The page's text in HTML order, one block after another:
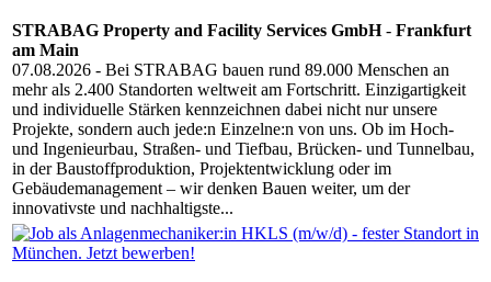
STRABAG Property and Facility Services GmbH- Frankfurt
am Main
07.08.2026 - Bei STRABAG bauen rund 89.000 Menschen an
mehr als 2.400 Standorten weltweit am Fortschritt. Einzigartigkeit
und individuelle Stärken kennzeichnen dabei nicht nur unsere
Projekte, sondern auch jede:n Einzelne:n von uns. Ob im Hoch-
und Ingenieurbau, Straßen- und Tiefbau, Brücken- und Tunnelbau,
in der Baustoffproduktion, Projektentwicklung oder im
Gebäudemanagement – wir denken Bauen weiter, um der
innovativste und nachhaltigste...